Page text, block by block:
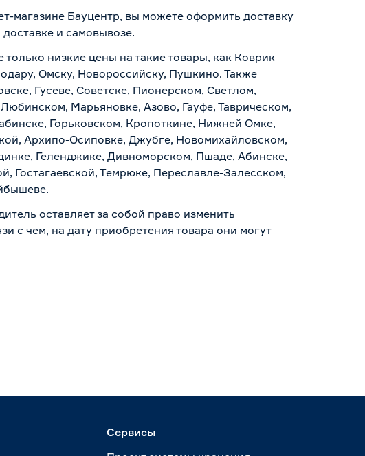
магазине Бауцентр, вы можете оформить доставку
доставке и самовывозе.
низкие цены на такие товары, как Коврик
Омску, Новороссийску, Пушкино. Также
Гусеве, Советске, Пионерском, Светлом,
Марьяновке, Азово, Гауфе, Таврическом,
Горьковском, Кропоткине, Нижней Омке,
Архипо-Осиповке, Джубге, Новомихайловском,
Геленджике, Дивноморском, Пшаде, Абинске,
Гостагаевской, Темрюке, Переславле-Залесском,
оставляет за собой право изменить
с чем, на дату приобретения товара они могут
Сервисы